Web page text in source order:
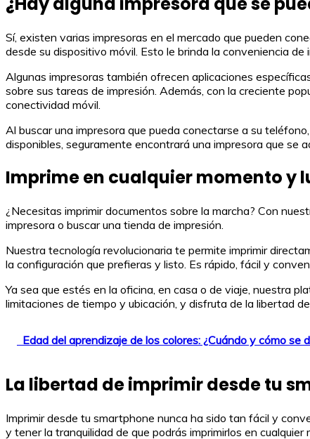
Sí, existen varias impresoras en el mercado que pueden
desde su dispositivo móvil. Esto le brinda la conveniencia
Algunas impresoras también ofrecen aplicaciones
sobre sus tareas de impresión. Además, con la creciente
conectividad móvil.
Al buscar una impresora que pueda conectarse a su
disponibles, seguramente encontrará una impresora que se
Imprime en cualquier momento y
¿Necesitas imprimir documentos sobre la marcha? Con
impresora o buscar una tienda de impresión.
Nuestra tecnología revolucionaria te permite imprimir
la configuración que prefieras y listo. Es rápido, fácil y
Ya sea que estés en la oficina, en casa o de viaje, nuestra
limitaciones de tiempo y ubicación, y disfruta de la libertad
Edad del aprendizaje de los colores: ¿Cuándo y cómo se
La libertad de imprimir desde tu
Imprimir desde tu smartphone nunca ha sido tan fácil y
y tener la tranquilidad de que podrás imprimirlos en